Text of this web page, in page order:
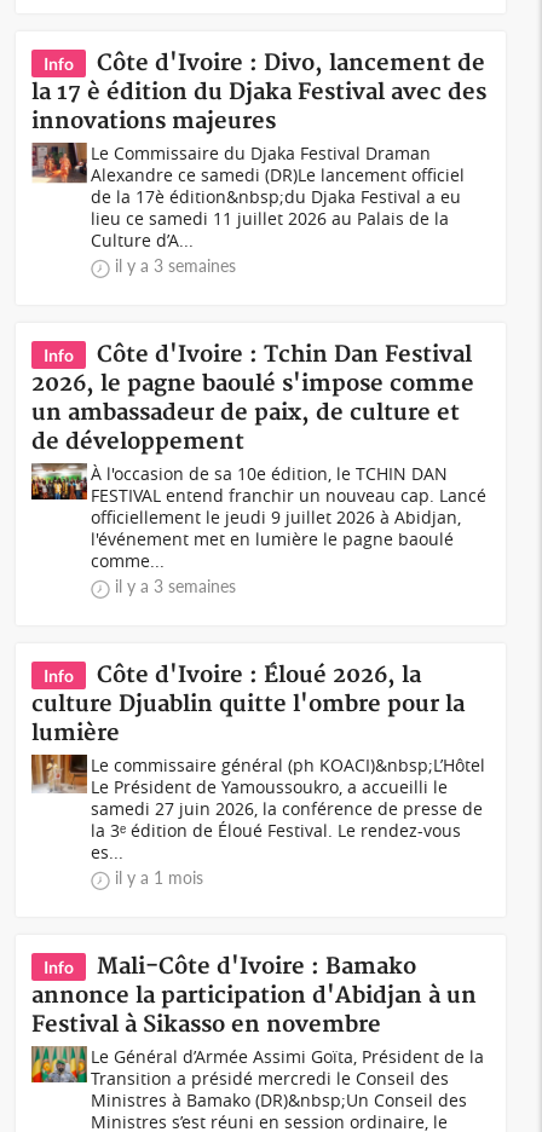
Info
Côte d'Ivoire : Divo, lancement de
la 17 è édition du Djaka Festival avec des
innovations majeures
Le Commissaire du Djaka Festival Draman
Alexandre ce samedi (DR)Le lancement officiel
de la 17è édition&nbsp;du Djaka Festival a eu
lieu ce samedi 11 juillet 2026 au Palais de la
Culture d’A...
il y a 3 semaines
Info
Côte d'Ivoire : Tchin Dan Festival
2026, le pagne baoulé s'impose comme
un ambassadeur de paix, de culture et
de développement
À l'occasion de sa 10e édition, le TCHIN DAN
FESTIVAL entend franchir un nouveau cap. Lancé
officiellement le jeudi 9 juillet 2026 à Abidjan,
l'événement met en lumière le pagne baoulé
comme...
il y a 3 semaines
Info
Côte d'Ivoire : Éloué 2026, la
culture Djuablin quitte l'ombre pour la
lumière
Le commissaire général (ph KOACI)&nbsp;L’Hôtel
Le Président de Yamoussoukro, a accueilli le
samedi 27 juin 2026, la conférence de presse de
la 3ᵉ édition de Éloué Festival. Le rendez-vous
es...
il y a 1 mois
Info
Mali-Côte d'Ivoire : Bamako
annonce la participation d'Abidjan à un
Festival à Sikasso en novembre
Le Général d’Armée Assimi Goïta, Président de la
Transition a présidé mercredi le Conseil des
Ministres à Bamako (DR)&nbsp;Un Conseil des
Ministres s’est réuni en session ordinaire, le